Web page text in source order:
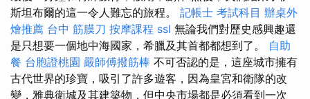
斯坦布爾的這一令人難忘的旅程。 記帳士 考試科目 辦桌外
燴推薦 台中 筋膜刀 按摩課程 ssl 無論我們對歷史感興趣還
是只想要一個地中海國家，希臘及其首都都想到了。 自助
餐 台胞證桃園 嚴師傅撥筋棒 不可否認的是，這座城市擁有
古代世界的珍寶，吸引了許多遊客，因為皇宮和衛隊的改
變，雅典衛城及其建築物，但中央市場都是必須看到一次